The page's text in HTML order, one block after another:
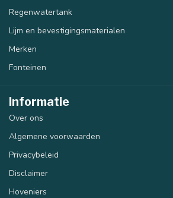
Regenwatertank
Lijm en bevestigingsmaterialen
Merken
Fonteinen
Informatie
Over ons
Algemene voorwaarden
Privacybeleid
Disclaimer
Hoveniers